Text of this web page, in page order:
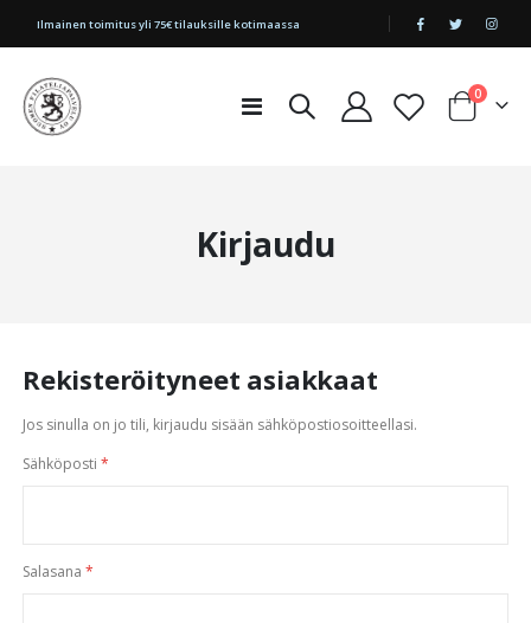
|
Ilmainen toimitus yli 75€ tilauksille kotimaassa
Toggle
Cart
0tuotetta
Kirjaudu
Rekisteröityneet asiakkaat
Jos sinulla on jo tili, kirjaudu sisään sähköpostiosoitteellasi.
Sähköposti
Salasana